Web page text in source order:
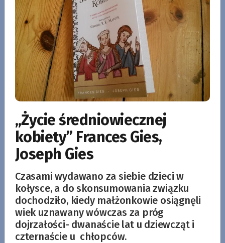
„Życie średniowiecznej
kobiety” Frances Gies,
Joseph Gies
Czasami wydawano za siebie dzieci w
kołysce, a do skonsumowania związku
dochodziło, kiedy małżonkowie osiągnęli
wiek uznawany wówczas za próg
dojrzałości- dwanaście lat u dziewcząt i
czternaście u chłopców.